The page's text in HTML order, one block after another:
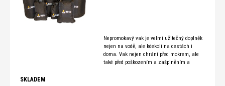
Nepromokavý vak je velmi užitečný doplněk
nejen na vodě, ale kdekoli na cestách i
doma. Vak nejen chrání před mokrem, ale
také před poškozením a zašpiněním a
SKLADEM